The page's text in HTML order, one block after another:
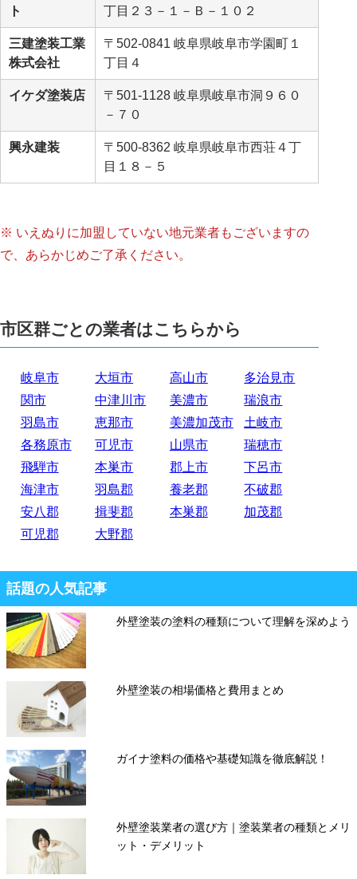
ト
丁目２３－１－Ｂ－１０２
三建塗装工業
株式会社
〒502-0841 岐阜県岐阜市学園町１
丁目４
イケダ塗装店
〒501-1128 岐阜県岐阜市洞９６０
－７０
興永建装
〒500-8362 岐阜県岐阜市西荘４丁
目１８－５
※ いえぬりに加盟していない地元業者もございますの
で、あらかじめご了承ください。
市区群ごとの業者はこちらから
岐阜市 大垣市 高山市
多治見市
関市
中津川市 美濃市
瑞浪市
羽島市
恵那市 美濃加茂市
土岐市
各務原市
可児市 山県市
瑞穂市
飛騨市
本巣市 郡上市
下呂市
海津市
羽島郡 養老郡
不破郡
安八郡
揖斐郡 本巣郡
加茂郡
可児郡
大野郡
話題の人気記事
外壁塗装の塗料の種類について理解を深めよう
外壁塗装の相場価格と費用まとめ
ガイナ塗料の価格や基礎知識を徹底解説！
外壁塗装業者の選び方｜塗装業者の種類とメリ
ット・デメリット